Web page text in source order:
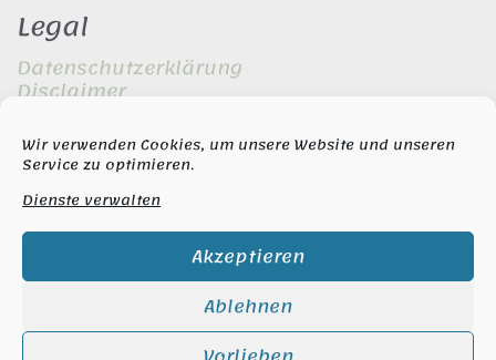
Wir verwenden Cookies, um unsere Website und unseren
Service zu optimieren.
Dienste verwalten
Akzeptieren
Ablehnen
Legal
Datenschutzerklärung
Disclaimer
Copyright
© Copyright 2020-2021 |
Social
Instagram